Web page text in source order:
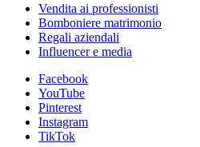
Vendita ai professionisti
Bomboniere matrimonio
Regali aziendali
Influencer e media
Facebook
YouTube
Pinterest
Instagram
TikTok